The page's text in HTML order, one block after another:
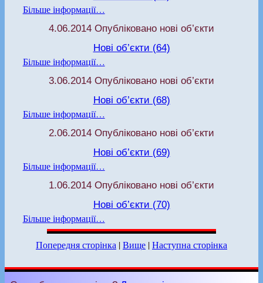
Більше інформації…
4.06.2014 Опубліковано нові об’єкти
Нові об’єкти (64)
Більше інформації…
3.06.2014 Опубліковано нові об’єкти
Нові об’єкти (68)
Більше інформації…
2.06.2014 Опубліковано нові об’єкти
Нові об’єкти (69)
Більше інформації…
1.06.2014 Опубліковано нові об’єкти
Нові об’єкти (70)
Більше інформації…
Попередня сторінка |Вище |Наступна сторінка